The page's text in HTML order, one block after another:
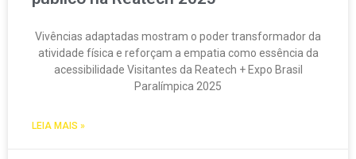
Vivências adaptadas mostram o poder transformador da
atividade física e reforçam a empatia como essência da
acessibilidade Visitantes da Reatech + Expo Brasil
Paralímpica 2025
LEIA MAIS »